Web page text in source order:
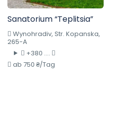
Sanatorium “Teplitsia”
Wynohradiv, Str. Kopanska,
265-A
+380 ....
ab 750 ₴/Tag